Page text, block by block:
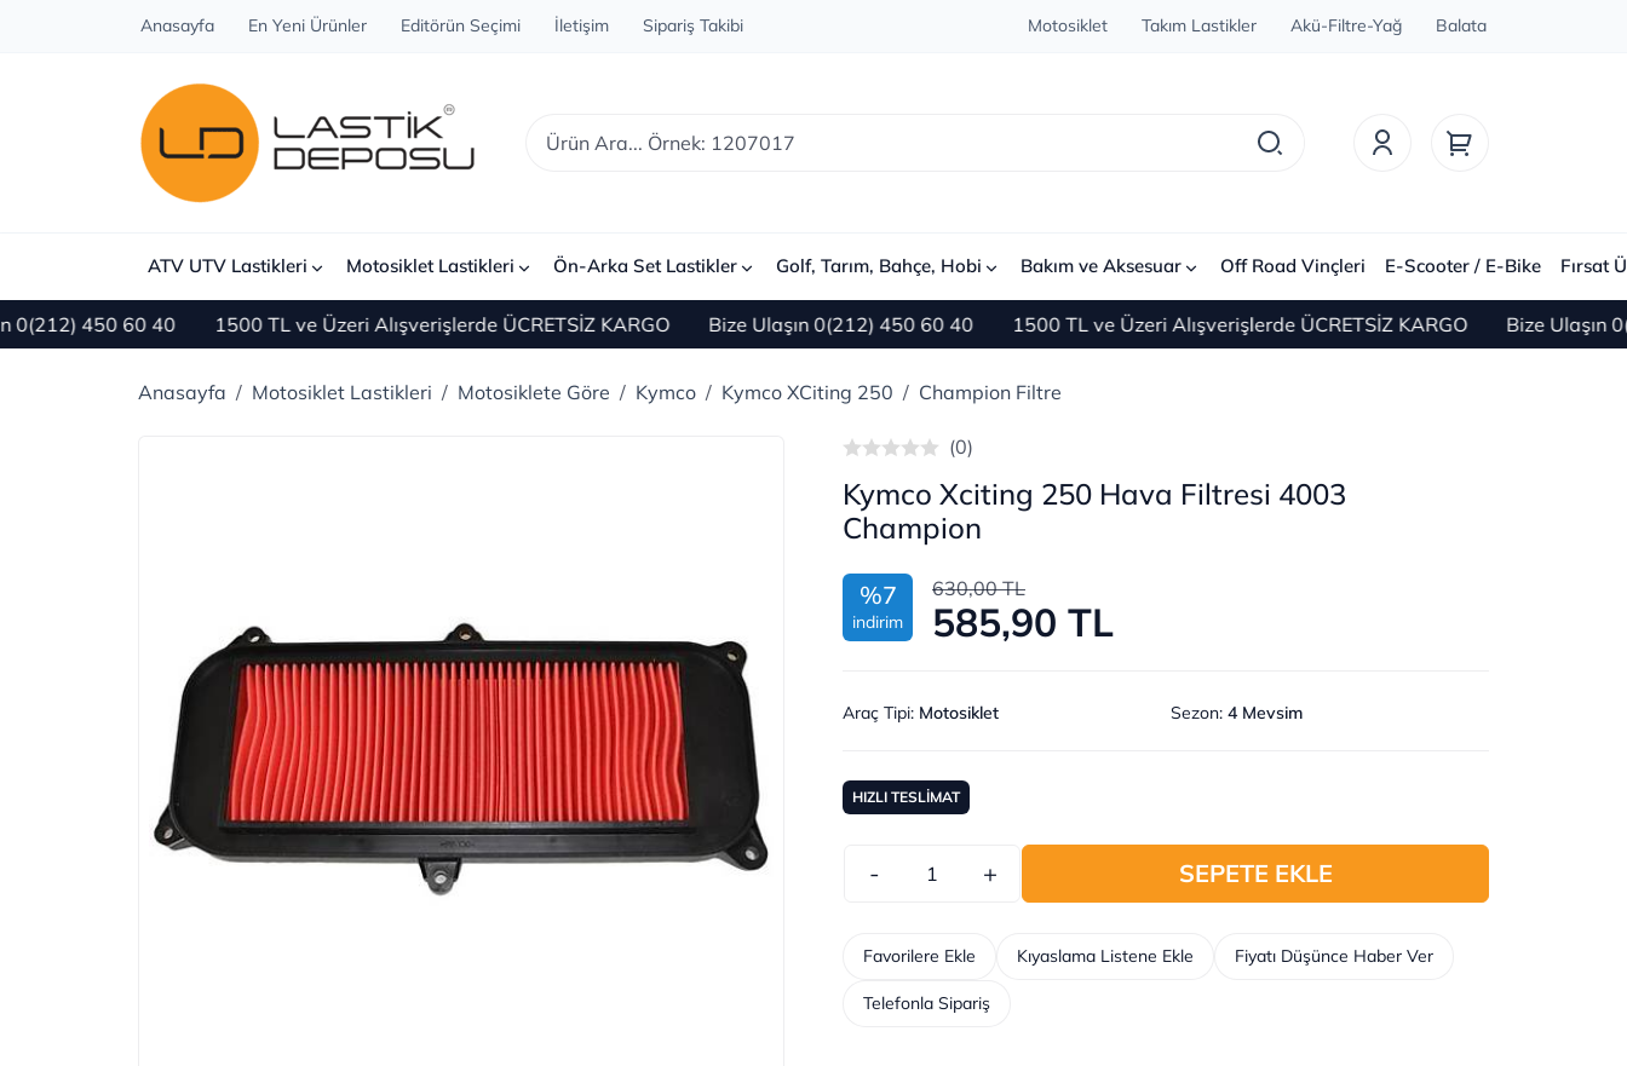
Anasayfa En Yeni Ürünler Editörün Seçimi İletişim Sipariş Takibi Motosiklet Takım Lastikler Akü-Filtre-Yağ Balata
ATV UTV Lastikleri Motosiklet Lastikleri Ön-Arka Set Lastikler Golf, Tarım, Bahçe, Hobi Bakım ve Aksesuar Off Road Vinçleri E-Scooter / E-Bike Fırsat
450 60 40 1500 TL ve Üzeri Alışverişlerde ÜCRETSİZ KARGO Bize Ulaşın 0(212) 450 60 40 1500 TL ve Üzeri Alışverişlerde ÜCRETSİZ KARGO Bize Ulaşın
Anasayfa Motosiklet Lastikleri Motosiklete Göre Kymco Kymco XCiting 250 Champion Filtre
(0)
Kymco Xciting 250 Hava Filtresi 4003
Champion
%7
indirim
630,00 TL
585,90 TL
Araç Tipi: Motosiklet Sezon: 4 Mevsim
HIZLI TESLİMAT
- + SEPETE EKLE
Telefonla Sipariş
Kıyaslama Listene Ekle
Favorilere Ekle Fiyatı Düşünce Haber Ver